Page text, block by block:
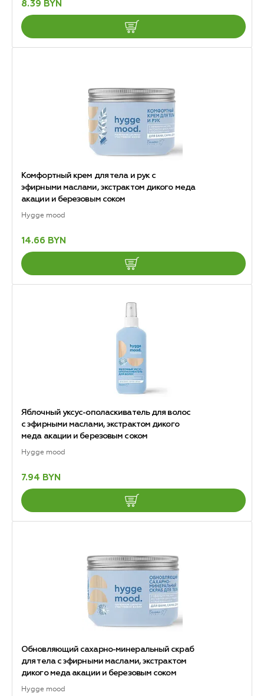
8.39 BYN
Комфортный крем для тела и рук с
эфирными маслами, экстрактом дикого меда
акации и березовым соком
Hygge mood
14.66 BYN
Яблочный уксус-ополаскиватель для волос
с эфирными маслами, экстрактом дикого
меда акации и березовым соком
Hygge mood
7.94 BYN
Обновляющий сахарно-минеральный скраб
для тела с эфирными маслами, экстрактом
дикого меда акации и березовым соком
Hygge mood